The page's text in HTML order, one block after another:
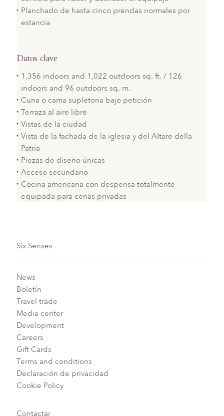
Planchado de hasta cinco prendas normales por
estancia
Datos clave
1,356 indoors and 1,022 outdoors sq. ft. / 126
indoors and 96 outdoors sq. m.
Cuna o cama supletoria bajo petición
Terraza al aire libre
Vistas de la ciudad
Vista de la fachada de la iglesia y del Altare della
Patria
Piezas de diseño únicas
Acceso secundario
Cocina americana con despensa totalmente
equipada para cenas privadas
Six Senses
News
Boletín
Travel trade
Media center
Development
Careers
Gift Cards
Terms and conditions
Declaración de privacidad
Cookie Policy
Contactar